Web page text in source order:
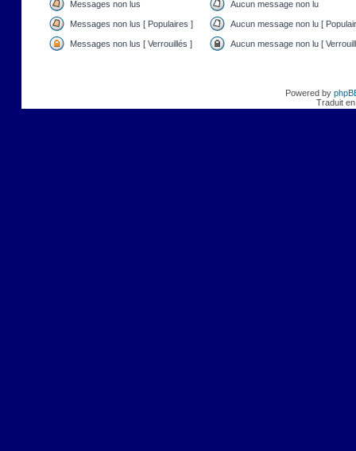
Messages non lus Aucun message non lu
Messages non lus [ Populaires ] Aucun message non lu [
Messages non lus [ Verrouillés ] Aucun message non lu [
Powered by
Traduit